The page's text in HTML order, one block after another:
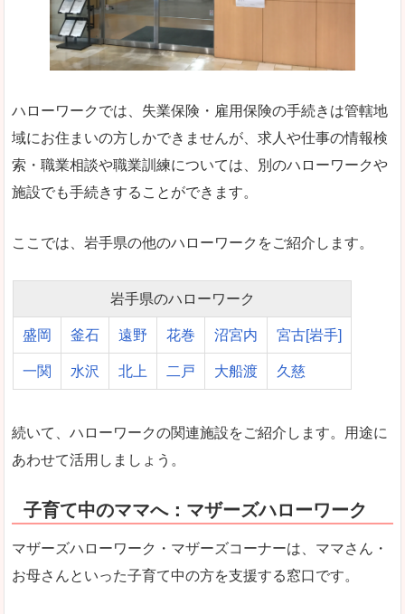
ハローワークでは、失業保険・雇用保険の手続きは管轄地
域にお住まいの方しかできませんが、求人や仕事の情報検
索・職業相談や職業訓練については、別のハローワークや
施設でも手続きすることができます。
ここでは、岩手県の他のハローワークをご紹介します。
岩手県のハローワーク
盛岡 釜石 遠野 花巻 沼宮内 宮古[岩手]
一関 水沢 北上 二戸 大船渡 久慈
続いて、ハローワークの関連施設をご紹介します。用途に
あわせて活用しましょう。
子育て中のママへ：マザーズハローワーク
マザーズハローワーク・マザーズコーナーは、ママさん・
お母さんといった子育て中の方を支援する窓口です。